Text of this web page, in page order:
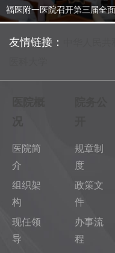
福医附一医院召开第三届全
友情链接：
医院简
介
组织架
构
现任领
导
规章制
度
政策文
件
办事流
程